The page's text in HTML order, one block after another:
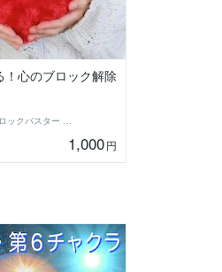
！心のブロック解除
マインドブロックバスター 藤田貴子・福岡
1,000円